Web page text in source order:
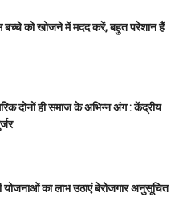
बच्चे को खोजने में मदद करें, बहुत परेशान हैं
दोनों ही समाज के अभिन्न अंग : केंद्रीय
योजनाओं का लाभ उठाएं बेरोजगार अनुसूचित